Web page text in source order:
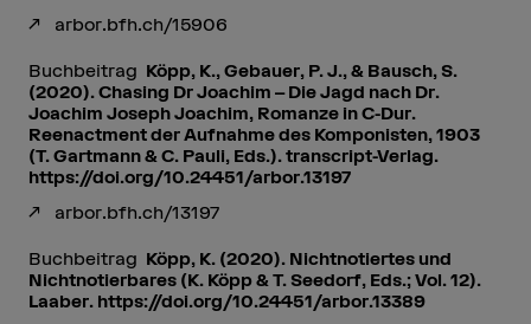
arbor.bfh.ch/15906
Buchbeitrag Köpp, K., Gebauer, P. J., & Bausch, S.
(2020). Chasing Dr Joachim – Die Jagd nach Dr.
Joachim Joseph Joachim, Romanze in C-Dur.
Reenactment der Aufnahme des Komponisten, 1903
(T. Gartmann & C. Pauli, Eds.). transcript-Verlag.
https://doi.org/10.24451/arbor.13197
arbor.bfh.ch/13197
Buchbeitrag Köpp, K. (2020). Nichtnotiertes und
Nichtnotierbares (K. Köpp & T. Seedorf, Eds.; Vol. 12).
Laaber. https://doi.org/10.24451/arbor.13389